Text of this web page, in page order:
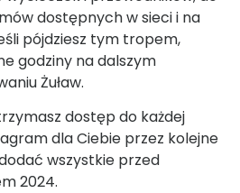
dostępnych w sieci i na
pójdziesz tym tropem,
godziny na dalszym
Żuław.
dostęp do każdej
dla Ciebie przez kolejne
wszystkie przed
2024.